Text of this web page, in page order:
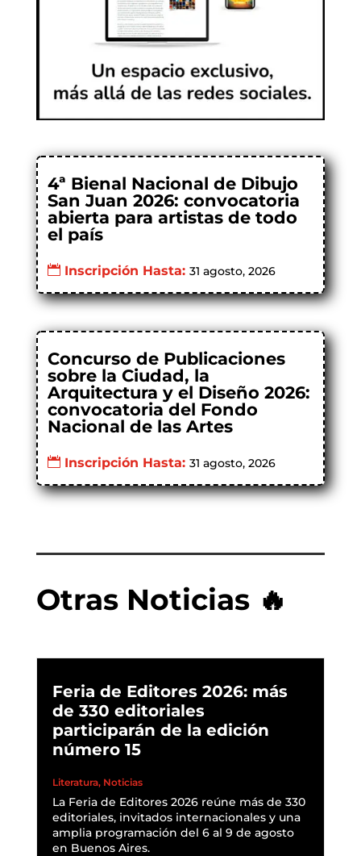
4ª Bienal Nacional de Dibujo
San Juan 2026: convocatoria
abierta para artistas de todo
el país
Inscripción Hasta: 31 agosto, 2026
Concurso de Publicaciones
sobre la Ciudad, la
Arquitectura y el Diseño 2026:
convocatoria del Fondo
Nacional de las Artes
Inscripción Hasta: 31 agosto, 2026
Otras Noticias 🔥
Feria de Editores 2026: más
de 330 editoriales
participarán de la edición
número 15
Literatura, Noticias
La Feria de Editores 2026 reúne más de 330
editoriales, invitados internacionales y una
amplia programación del 6 al 9 de agosto
en Buenos Aires.